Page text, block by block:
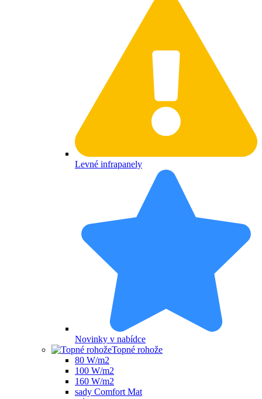
Levné infrapanely
Novinky v nabídce
Topné rohože
80 W/m2
100 W/m2
160 W/m2
sady Comfort Mat